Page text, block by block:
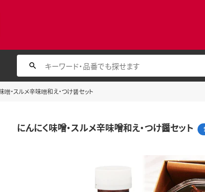
噌・スルメ辛味噌和え・つけ醤セット
にんにく味噌・スルメ辛味噌和え・つけ醤セット